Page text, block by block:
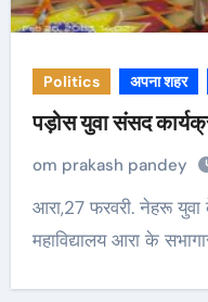
Politics अपना शहर
पड़ोस युवा संसद
om prakash pandey
आरा,27 फरवरी. नेहरू युवा केंद्र भोजपुर द्वारा हर प्रसाद दास जैन
महाविद्यालय आरा के